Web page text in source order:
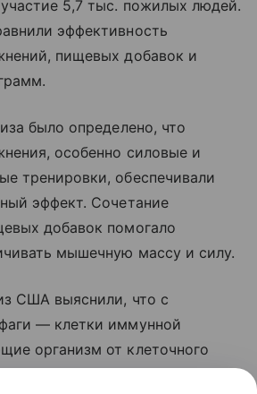
5,7 тыс. пожилых людей.
эффективность
пищевых добавок и
было определено, что
особенно силовые и
тренировки, обеспечивали
эффект. Сочетание
добавок помогало
мышечную массу и силу.
США выяснили, что с
— клетки иммунной
организм от клеточного
эффективно уничтожать